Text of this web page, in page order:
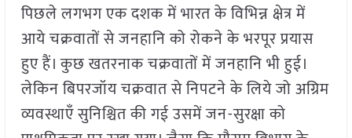
पिछले लगभग एक दशक में भारत के विभिन्न क्षेत्र में
आये चक्रवातों से जनहानि को रोकने के भरपूर प्रयास
हुए हैं। कुछ खतरनाक चक्रवातों में जनहानि भी हुई।
लेकिन बिपरजॉय चक्रवात से निपटने के लिये जो अग्रिम
व्यवस्थाएँ सुनिश्चित की गई उसमें जन-सुरक्षा को